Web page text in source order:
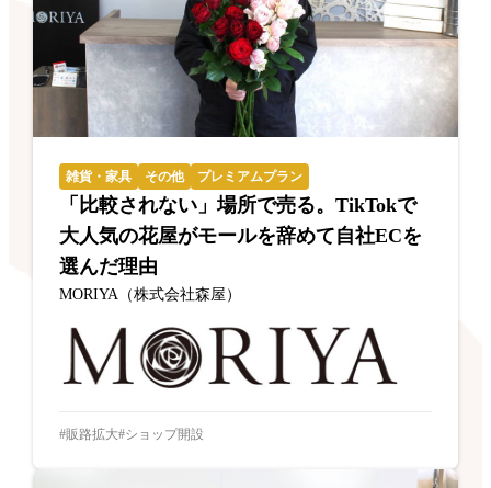
雑貨・家具 その他 プレミアムプラン
「比較されない」場所で売る。TikTokで
大人気の花屋がモールを辞めて自社ECを
選んだ理由
MORIYA（株式会社森屋）
販路拡大 ショップ開設